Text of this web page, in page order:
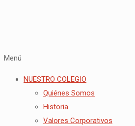
Menú
NUESTRO COLEGIO
Quiénes Somos
Historia
Valores Corporativos